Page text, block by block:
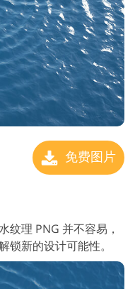
免费图片
纹理 PNG 并不容易，
锁新的设计可能性。